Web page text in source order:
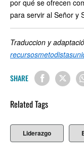
por qué se ofrecen
para servir al Señor y
Traduccion y
SHARE
Related Tags
Liderazgo